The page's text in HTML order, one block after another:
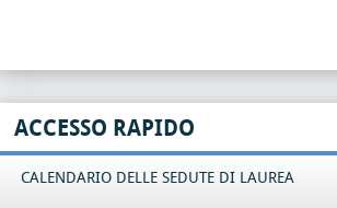
ACCESSO RAPIDO
CALENDARIO DELLE SEDUTE DI LAUREA